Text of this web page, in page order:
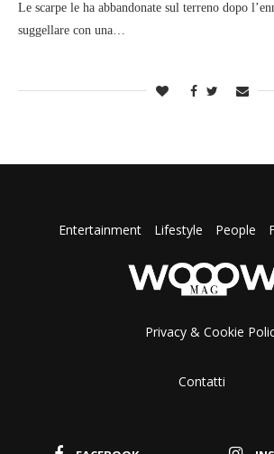
Le scarpe le ha abbandonate sul terreno dopo
suggellare con una…
Entertainment Lifestyle People
Privacy & Cookie
Contatti